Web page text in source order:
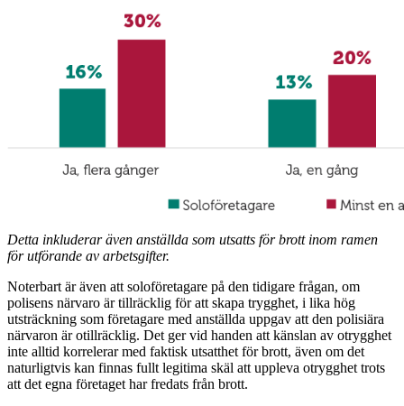
Detta inkluderar även anställda som utsatts för brott inom ramen
för utförande av arbetsgifter.
Noterbart är även att soloföretagare på den tidigare frågan, om
polisens närvaro är tillräcklig för att skapa trygghet, i lika hög
utsträckning som företagare med anställda uppgav att den polisiära
närvaron är otillräcklig. Det ger vid handen att känslan av otrygghet
inte alltid korrelerar med faktisk utsatthet för brott, även om det
naturligtvis kan finnas fullt legitima skäl att uppleva otrygghet trots
att det egna företaget har fredats från brott.